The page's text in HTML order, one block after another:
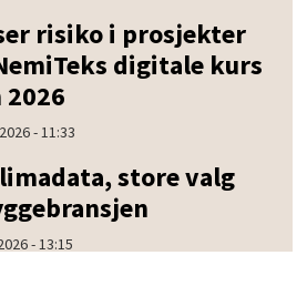
risiko i prosjekter
digitale kurs
- 11:33
store valg
- 13:15